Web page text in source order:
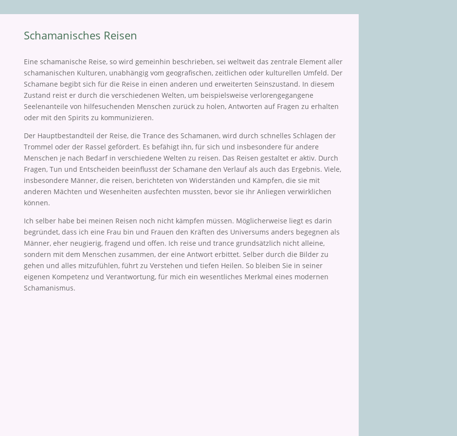
Schamanisches Reisen
Eine schamanische Reise, so wird gemeinhin beschrieben, sei weltweit das zentrale Element aller
schamanischen Kulturen, unabhängig vom geografischen, zeitlichen oder kulturellen Umfeld. Der
Schamane begibt sich für die Reise in einen anderen und erweiterten Seinszustand. In diesem
Zustand reist er durch die verschiedenen Welten, um beispielsweise verlorengegangene
Seelenanteile von hilfesuchenden Menschen zurück zu holen, Antworten auf Fragen zu erhalten
oder mit den Spirits zu kommunizieren.
Der Hauptbestandteil der Reise, die Trance des Schamanen, wird durch schnelles Schlagen der
Trommel oder der Rassel gefördert. Es befähigt ihn, für sich und insbesondere für andere
Menschen je nach Bedarf in verschiedene Welten zu reisen. Das Reisen gestaltet er aktiv. Durch
Fragen, Tun und Entscheiden beeinflusst der Schamane den Verlauf als auch das Ergebnis. Viele,
insbesondere Männer, die reisen, berichteten von Widerständen und Kämpfen, die sie mit
anderen Mächten und Wesenheiten ausfechten mussten, bevor sie ihr Anliegen verwirklichen
können.
Ich selber habe bei meinen Reisen noch nicht kämpfen müssen. Möglicherweise liegt es darin
begründet, dass ich eine Frau bin und Frauen den Kräften des Universums anders begegnen als
Männer, eher neugierig, fragend und offen. Ich reise und trance grundsätzlich nicht alleine,
sondern mit dem Menschen zusammen, der eine Antwort erbittet. Selber durch die Bilder zu
gehen und alles mitzufühlen, führt zu Verstehen und tiefen Heilen. So bleiben Sie in seiner
eigenen Kompetenz und Verantwortung, für mich ein wesentliches Merkmal eines modernen
Schamanismus.